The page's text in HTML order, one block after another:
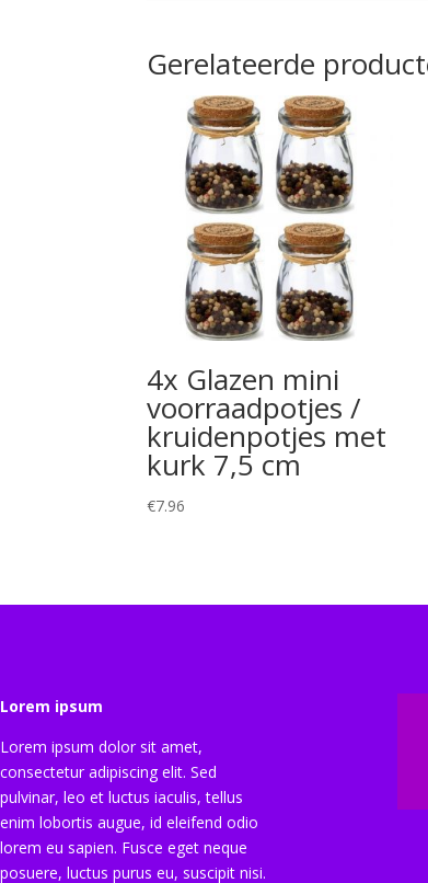
Gerelateerde
4x Glazen mini
voorraadpotjes /
kruidenpotjes met
kurk 7,5 cm
€7.96
Lorem ipsum
Lorem ipsum dolor sit amet,
consectetur adipiscing elit. Sed
pulvinar, leo et luctus iaculis, tellus
enim lobortis augue, id eleifend odio
lorem eu sapien. Fusce eget neque
posuere, luctus purus eu, suscipit nisi.